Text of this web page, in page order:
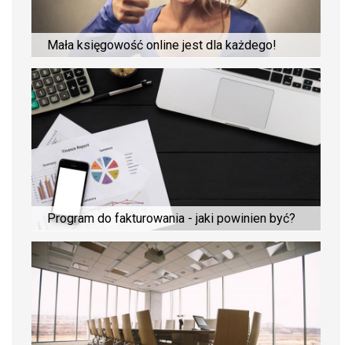
Mała księgowość online jest dla każdego!
Program do fakturowania - jaki powinien być?